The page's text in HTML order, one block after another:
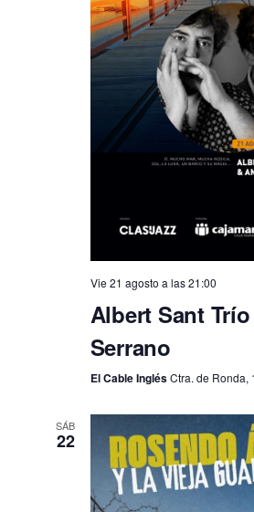
Vie 21 agosto a las 21:00
Albert Sant
Serrano
El Cable InglésCtra. de Ronda,
SÁB
22